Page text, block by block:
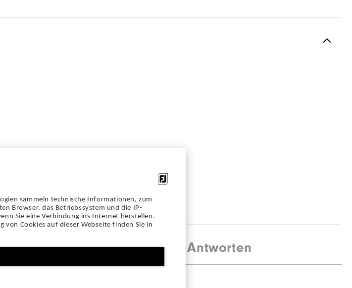
sammeln technische Informationen, zum
Browser, das Betriebssystem und die IP-
Sie eine Verbindung ins Internet herstellen.
Cookies auf dieser Webseite finden Sie in
Fragen und Antworten